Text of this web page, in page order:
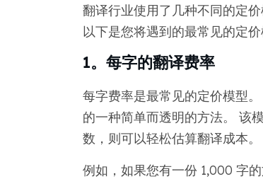
翻译行业使用了几种不同的定
以下是您将遇到的最常见的定价
1。每字的翻译费率
每字费率是最常见的定价模型
的一种简单而透明的方法。 该
数，则可以轻松估算翻译成本。
例如，如果您有一份 1,000 字